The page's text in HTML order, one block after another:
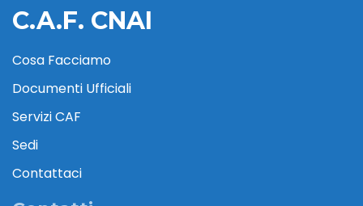
C.A.F. CNAI
Cosa Facciamo
Documenti Ufficiali
Servizi CAF
Sedi
Contattaci